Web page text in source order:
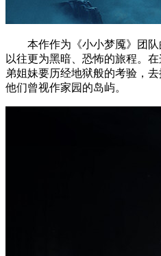
本作作为《小小梦魇》团
以往更为黑暗、恐怖的旅程。
弟姐妹要历经地狱般的考验，
他们曾视作家园的岛屿。